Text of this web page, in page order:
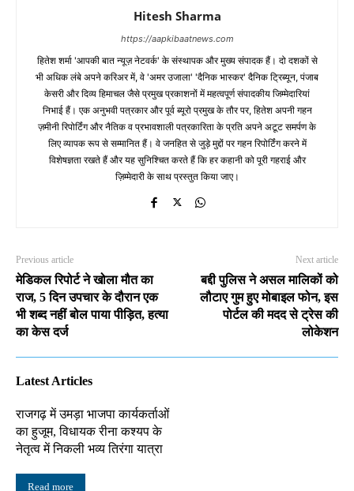
Hitesh Sharma
https://aapkibaatnews.com
हितेश शर्मा 'आपकी बात न्यूज़ नेटवर्क' के संस्थापक और मुख्य संपादक हैं। दो दशकों से
भी अधिक लंबे अपने करिअर में, वे 'अमर उजाला' 'दैनिक भास्कर' दैनिक ट्रिब्यून, पंजाब
केसरी और दिव्य हिमाचल जैसे प्रमुख प्रकाशनों में महत्वपूर्ण संपादकीय जिम्मेदारियां
निभाई हैं। एक अनुभवी पत्रकार और पूर्व ब्यूरो प्रमुख के तौर पर, हितेश अपनी गहन
ज़मीनी रिपोर्टिंग और नैतिक व प्रभावशाली पत्रकारिता के प्रति अपने अटूट समर्पण के
लिए व्यापक रूप से सम्मानित हैं। वे जनहित से जुड़े मुद्दों पर गहन रिपोर्टिंग करने में
विशेषज्ञता रखते हैं और यह सुनिश्चित करते हैं कि हर कहानी को पूरी गहराई और
ज़िम्मेदारी के साथ प्रस्तुत किया जाए।
Previous article
मेडिकल रिपोर्ट ने खोला मौत का
राज, 5 दिन उपचार के दौरान एक
भी शब्द नहीं बोल पाया पीड़ित, हत्या
का केस दर्ज
Next article
बद्दी पुलिस ने असल मालिकों को
लौटाए गुम हुए मोबाइल फोन, इस
पोर्टल की मदद से ट्रेस की
लोकेशन
Latest Articles
राजगढ़ में उमड़ा भाजपा कार्यकर्ताओं
का हुजूम, विधायक रीना कश्यप के
नेतृत्व में निकली भव्य तिरंगा यात्रा
Read more